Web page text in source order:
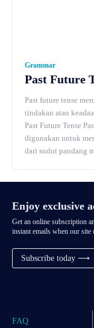
Grammar
Past Future
Past future tense
tindakan atau
Past Future Tense
digunakan untuk
dari sudut pandang
Enjoy exclusive
Get an online subscription
instant emails when our site
Subscribe today ⟶
FAQ